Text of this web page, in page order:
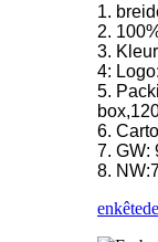
1.
2.
3.
4:
5.
6.
7. GW:
8.
enkête